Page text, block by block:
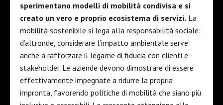
sperimentano modelli di mobilità condivisa e si
creato un vero e proprio ecosistema di servizi. La
mobilità sostenibile si lega alla responsabilità sociale:
d’altronde, considerare l’impatto ambientale serve
anche a rafforzare il legame di fiducia con clienti e
stakeholder. Le aziende devono dimostrare di essere
effettivamente impegnate a ridurre la propria
impronta, favorendo politiche di mobilità che siano più